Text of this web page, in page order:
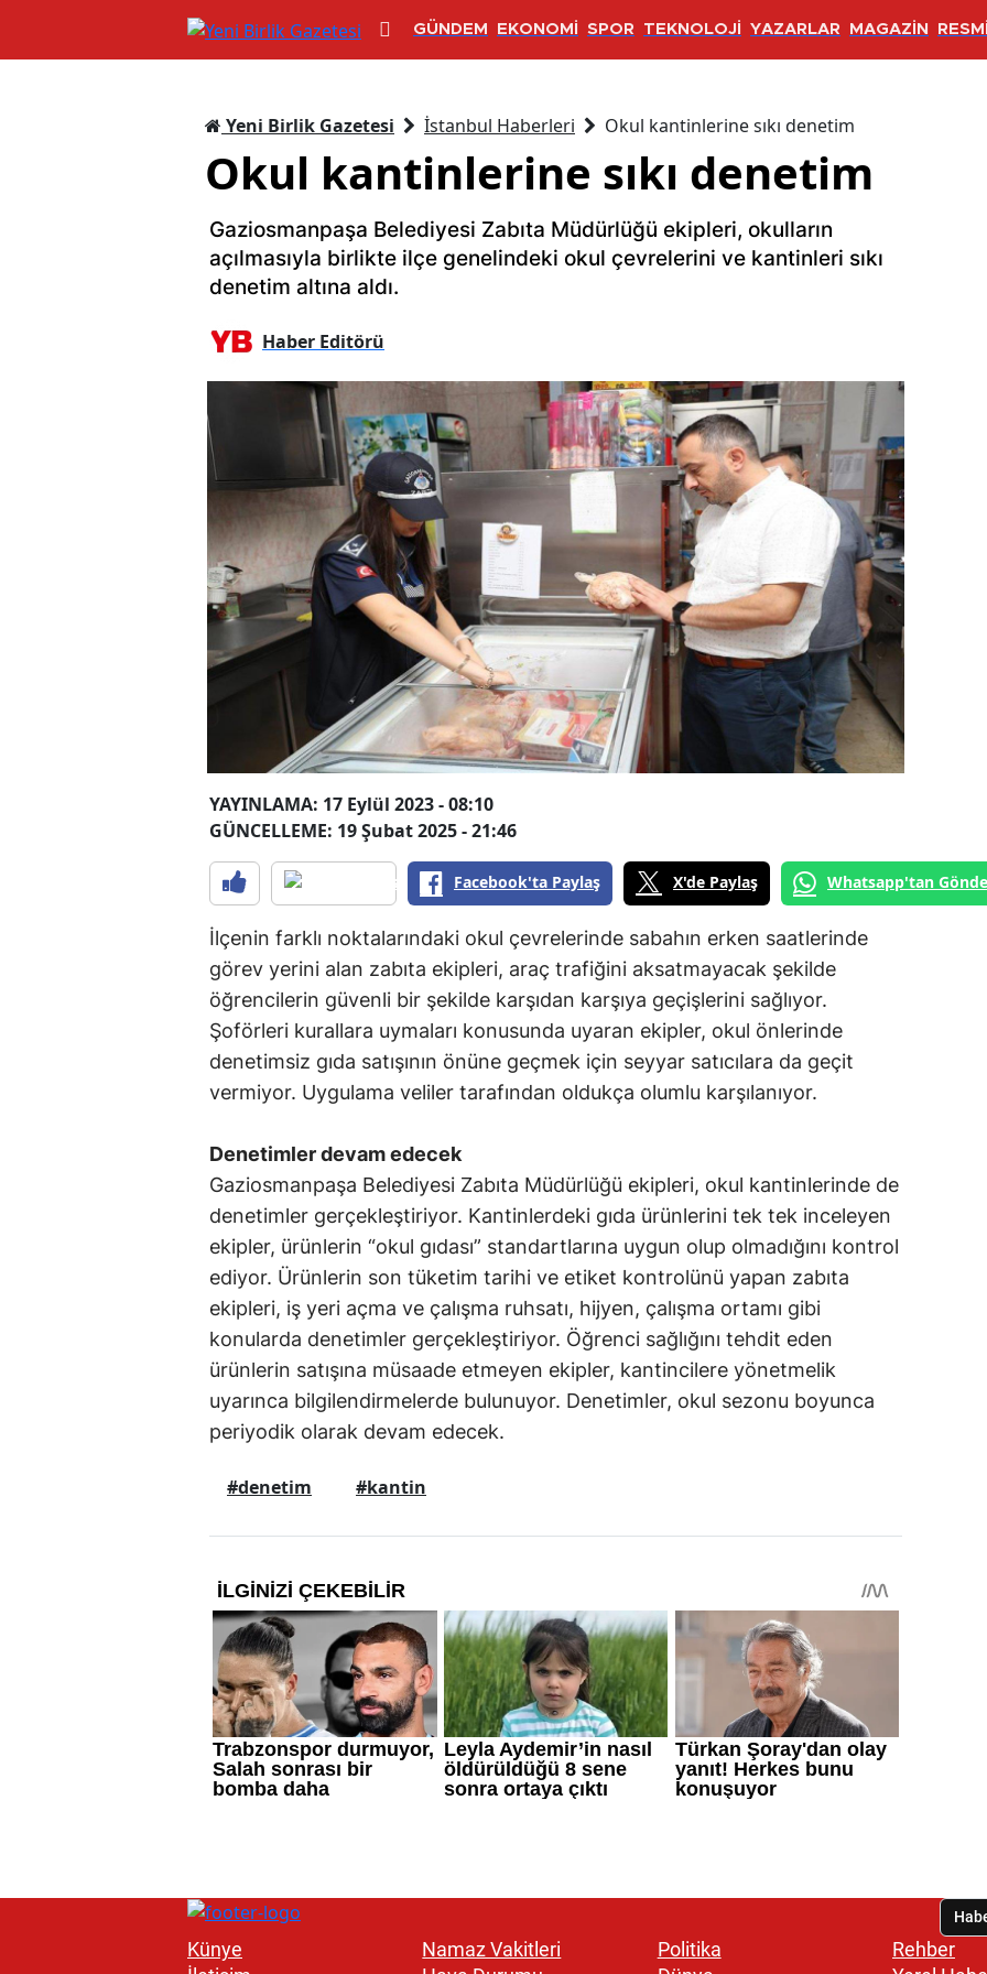
GÜNDEM EKONOMİ SPOR TEKNOLOJİ YAZARLAR MAGAZİN
Yeni Birlik Gazetesi İstanbul Haberleri Okul kantinlerine sıkı denetim
Okul kantinlerine sıkı denetim
Gaziosmanpaşa Belediyesi Zabıta Müdürlüğü ekipleri, okulların
açılmasıyla birlikte ilçe genelindeki okul çevrelerini ve kantinleri sıkı
denetim altına aldı.
Haber Editörü
YAYINLAMA: 17 Eylül 2023 - 08:10
GÜNCELLEME: 19 Şubat 2025 - 21:46
Facebook'ta Paylaş X'de Paylaş Whatsapp'tan
İlçenin farklı noktalarındaki okul çevrelerinde sabahın erken saatlerinde
görev yerini alan zabıta ekipleri, araç trafiğini aksatmayacak şekilde
öğrencilerin güvenli bir şekilde karşıdan karşıya geçişlerini sağlıyor.
Şoförleri kurallara uymaları konusunda uyaran ekipler, okul önlerinde
denetimsiz gıda satışının önüne geçmek için seyyar satıcılara da geçit
vermiyor. Uygulama veliler tarafından oldukça olumlu karşılanıyor.
Denetimler devam edecek
Gaziosmanpaşa Belediyesi Zabıta Müdürlüğü ekipleri, okul kantinlerinde de
denetimler gerçekleştiriyor. Kantinlerdeki gıda ürünlerini tek tek inceleyen
ekipler, ürünlerin “okul gıdası” standartlarına uygun olup olmadığını kontrol
ediyor. Ürünlerin son tüketim tarihi ve etiket kontrolünü yapan zabıta
ekipleri, iş yeri açma ve çalışma ruhsatı, hijyen, çalışma ortamı gibi
konularda denetimler gerçekleştiriyor. Öğrenci sağlığını tehdit eden
ürünlerin satışına müsaade etmeyen ekipler, kantincilere yönetmelik
uyarınca bilgilendirmelerde bulunuyor. Denetimler, okul sezonu boyunca
periyodik olarak devam edecek.
#denetim #kantin
Künye
Namaz Vakitleri
Politika
Rehber